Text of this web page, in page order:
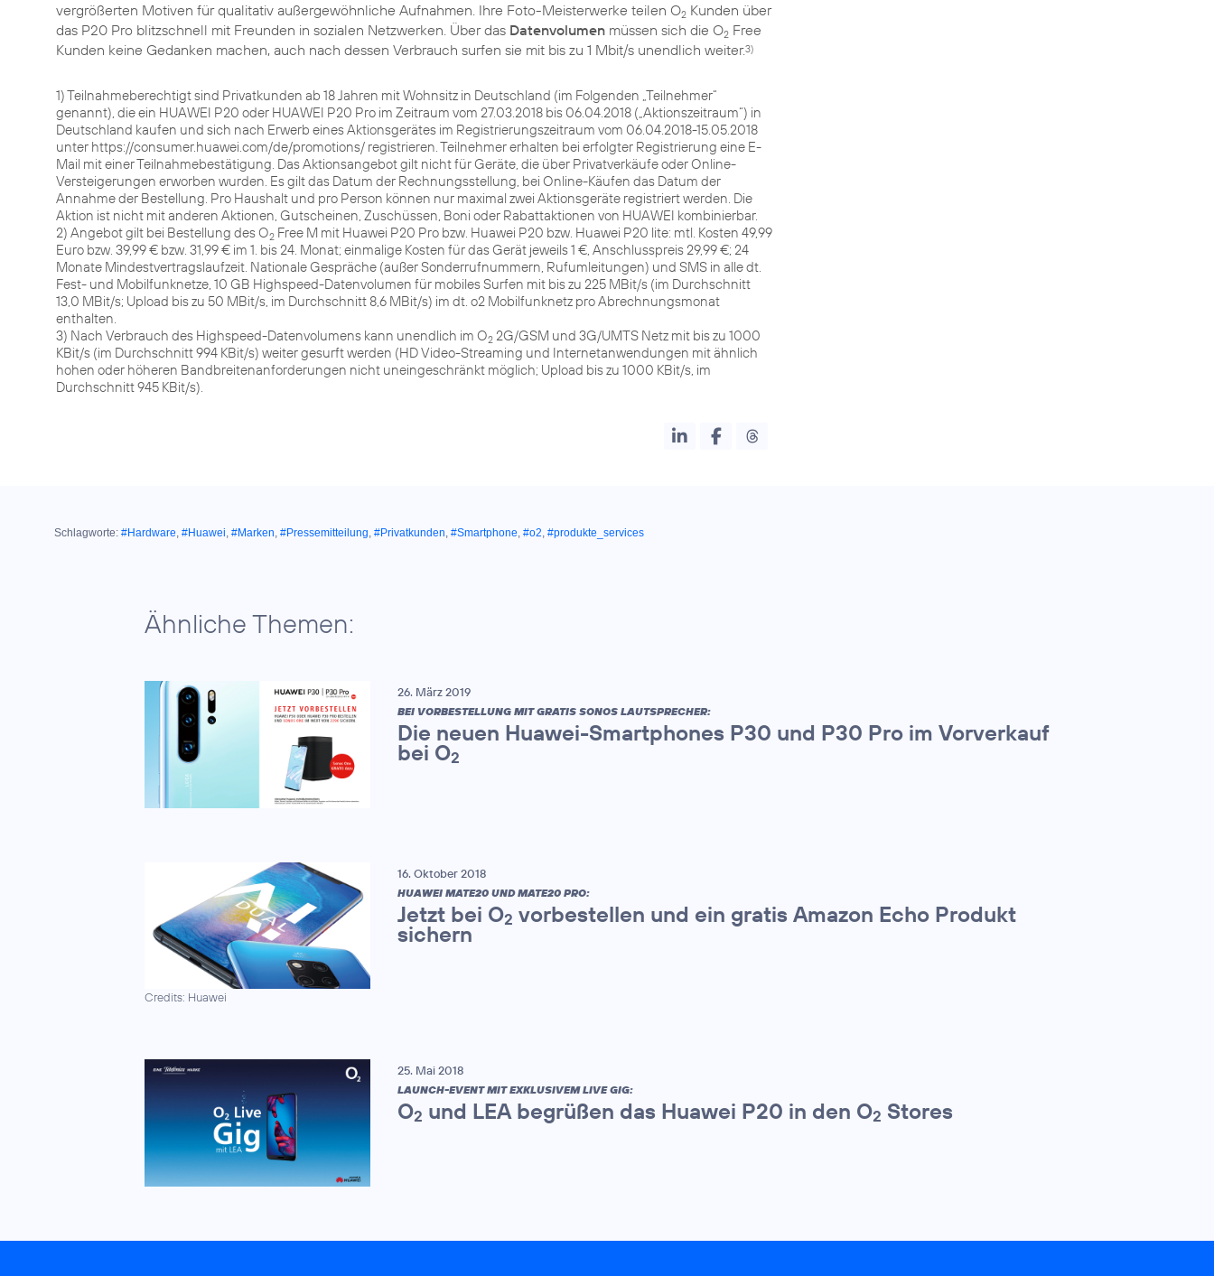
vergrößerten Motiven für qualitativ außergewöhnliche Aufnahmen. Ihre Foto-Meisterwerke teilen O2 Kunden über
das P20 Pro blitzschnell mit Freunden in sozialen Netzwerken. Über das Datenvolumen müssen sich die O2 Free
Kunden keine Gedanken machen, auch nach dessen Verbrauch surfen sie mit bis zu 1 Mbit/s unendlich weiter.3)
1) Teilnahmeberechtigt sind Privatkunden ab 18 Jahren mit Wohnsitz in Deutschland (im Folgenden „Teilnehmer“
genannt), die ein HUAWEI P20 oder HUAWEI P20 Pro im Zeitraum vom 27.03.2018 bis 06.04.2018 („Aktionszeitraum“) in
Deutschland kaufen und sich nach Erwerb eines Aktionsgerätes im Registrierungszeitraum vom 06.04.2018-15.05.2018
unter https://consumer.huawei.com/de/promotions/ registrieren. Teilnehmer erhalten bei erfolgter Registrierung eine E-
Mail mit einer Teilnahmebestätigung. Das Aktionsangebot gilt nicht für Geräte, die über Privatverkäufe oder Online-
Versteigerungen erworben wurden. Es gilt das Datum der Rechnungsstellung, bei Online-Käufen das Datum der
Annahme der Bestellung. Pro Haushalt und pro Person können nur maximal zwei Aktionsgeräte registriert werden. Die
Aktion ist nicht mit anderen Aktionen, Gutscheinen, Zuschüssen, Boni oder Rabattaktionen von HUAWEI kombinierbar.
2) Angebot gilt bei Bestellung des O2 Free M mit Huawei P20 Pro bzw. Huawei P20 bzw. Huawei P20 lite: mtl. Kosten 49,99
Euro bzw. 39,99 € bzw. 31,99 € im 1. bis 24. Monat; einmalige Kosten für das Gerät jeweils 1 €, Anschlusspreis 29,99 €; 24
Monate Mindestvertragslaufzeit. Nationale Gespräche (außer Sonderrufnummern, Rufumleitungen) und SMS in alle dt.
Fest- und Mobilfunknetze, 10 GB Highspeed-Datenvolumen für mobiles Surfen mit bis zu 225 MBit/s (im Durchschnitt
13,0 MBit/s; Upload bis zu 50 MBit/s, im Durchschnitt 8,6 MBit/s) im dt. o2 Mobilfunknetz pro Abrechnungsmonat
enthalten.
3) Nach Verbrauch des Highspeed-Datenvolumens kann unendlich im O2 2G/GSM und 3G/UMTS Netz mit bis zu 1000
KBit/s (im Durchschnitt 994 KBit/s) weiter gesurft werden (HD Video-Streaming und Internetanwendungen mit ähnlich
hohen oder höheren Bandbreitenanforderungen nicht uneingeschränkt möglich; Upload bis zu 1000 KBit/s, im
Durchschnitt 945 KBit/s).
Schlagworte: #Hardware, #Huawei, #Marken, #Pressemitteilung, #Privatkunden, #Smartphone, #o2, #produkte_services
Ähnliche Themen:
26. März 2019
BEI VORBESTELLUNG MIT GRATIS SONOS LAUTSPRECHER:
Die neuen Huawei-Smartphones P30 und P30 Pro im Vorverkauf
bei O2
Credits: Huawei
16. Oktober 2018
HUAWEI MATE20 UND MATE20 PRO:
Jetzt bei O2 vorbestellen und ein gratis Amazon Echo Produkt
sichern
25. Mai 2018
LAUNCH-EVENT MIT EXKLUSIVEM LIVE GIG:
O2 und LEA begrüßen das Huawei P20 in den O2 Stores